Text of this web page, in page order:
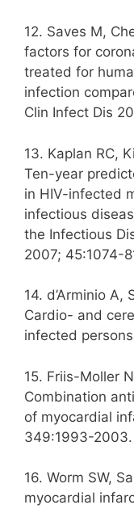
12. Saves M,
factors for
treated for
infection
Clin Infect Dis
13. Kaplan RC,
Ten-year
in HIV-infected
infectious
the Infectious
2007; 45:1074-
14. d’Arminio A,
Cardio- and
infected
15. Friis-Moller
Combination
of myocardial
349:1993-2003.
16. Worm SW,
myocardial